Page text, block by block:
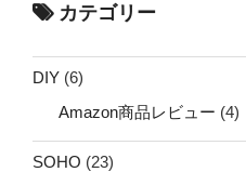
カテゴリー
DIY (6)
Amazon商品レビュー (4)
SOHO (23)